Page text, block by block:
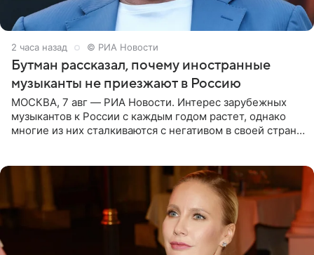
2 часа назад © РИА Новости
Бутман рассказал, почему иностранные
музыканты не приезжают в Россию
МОСКВА, 7 авг — РИА Новости. Интерес зарубежных
музыкантов к России с каждым годом растет, однако
многие из них сталкиваются с негативом в своей стране